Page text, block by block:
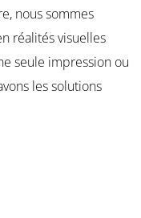
nous sommes
réalités visuelles
seule impression ou
les solutions